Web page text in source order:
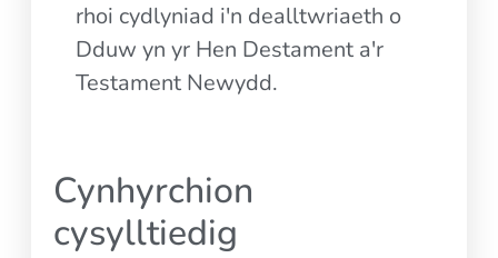
rhoi cydlyniad i'n dealltwriaeth o
Dduw yn yr Hen Destament a'r
Testament Newydd.
Cynhyrchion
cysylltiedig